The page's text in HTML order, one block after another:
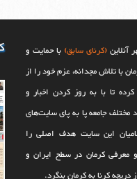
آنلاین(کرنای سابق) با حمایت و
با تلاش مجدانه، عزم خود را از
1385 جزم کرده تا با به روز کردن اخبار و
مختلف جامعه پا به پای سایت‌های
این سایت هدف اصلی را
معرفی کرمان در سطح ایران و